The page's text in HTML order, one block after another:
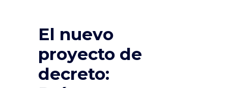
El nuevo
proyecto de
decreto: